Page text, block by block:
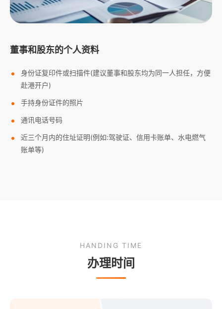
董事和股东的个人资料
身份证复印件或扫描件(建议董事和股东均为同一人担任，方便
赴港开户)
手持身份证件的照片
通讯电话号码
近三个月内的住址证明(例如:驾驶证、信用卡账单、水电燃气
账单等)
HANDING TIME
办理时间